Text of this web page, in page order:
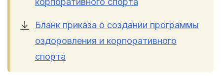
Бланк приказа о создании программы
оздоровления и корпоративного
спорта